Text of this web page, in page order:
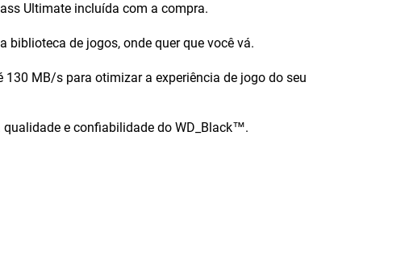
Ultimate incluída com a compra.
biblioteca de jogos, onde quer que você vá.
MB/s para otimizar a experiência de jogo do seu
e confiabilidade do WD_Black™.